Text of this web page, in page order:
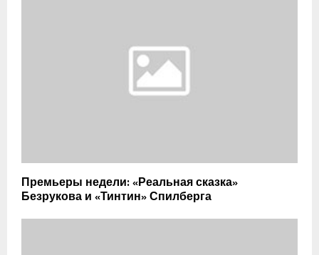
Премьеры недели: «Реальная сказка»
Безрукова и «Тинтин» Спилберга